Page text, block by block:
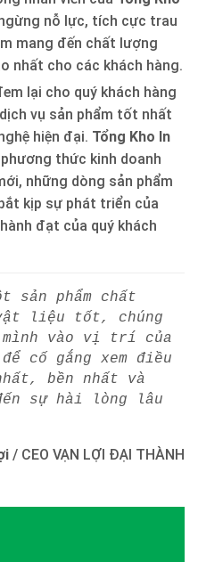
nỗ lực, tích cực trau
mang đến chất lượng
nhất cho các khách hàng.
lại cho quý khách hàng
vụ sản phẩm tốt nhất
hiện đại. Tổng Kho In
thức kinh doanh
những dòng sản phẩm
kịp sự phát triển của
đạt của quý khách
sản phẩm chất
liệu tốt, chúng
vào vị trí của
để cố gắng xem điều
bền nhất và
sự hài lòng lâu
/ CEO VẠN LỢI ĐẠI THÀNH